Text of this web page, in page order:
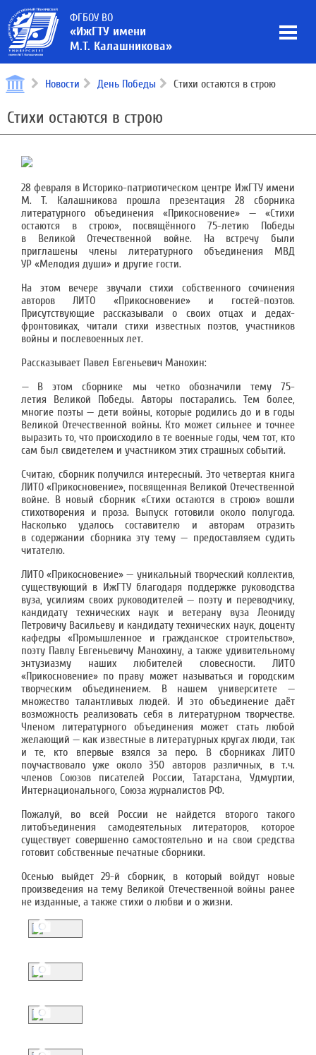
ФГБОУ ВО
«ИжГТУ имени
М.Т. Калашникова»
Новости День Победы Стихи остаются в строю
Стихи остаются в строю
28 февраля в Историко-патриотическом центре ИжГТУ имени
М. Т. Калашникова прошла презентация 28 сборника
литературного объединения «Прикосновение» — «Стихи
остаются в строю», посвящённого 75-летию Победы
в Великой Отечественной войне. На встречу были
приглашены члены литературного объединения МВД
УР «Мелодия души» и другие гости.
На этом вечере звучали стихи собственного сочинения
авторов ЛИТО «Прикосновение» и гостей-поэтов.
Присутствующие рассказывали о своих отцах и дедах-
фронтовиках, читали стихи известных поэтов, участников
войны и послевоенных лет.
Рассказывает Павел Евгеньевич Манохин:
— В этом сборнике мы четко обозначили тему 75-
летия Великой Победы. Авторы постарались. Тем более,
многие поэты — дети войны, которые родились до и в годы
Великой Отечественной войны. Кто может сильнее и точнее
выразить то, что происходило в те военные годы, чем тот, кто
сам был свидетелем и участником этих страшных событий.
Считаю, сборник получился интересный. Это четвертая книга
ЛИТО «Прикосновение», посвященная Великой Отечественной
войне. В новый сборник «Стихи остаются в строю» вошли
стихотворения и проза. Выпуск готовили около полугода.
Насколько удалось составителю и авторам отразить
в содержании сборника эту тему — предоставляем судить
читателю.
ЛИТО «Прикосновение» — уникальный творческий коллектив,
существующий в ИжГТУ благодаря поддержке руководства
вуза, усилиям своих руководителей — поэту и переводчику,
кандидату технических наук и ветерану вуза Леониду
Петровичу Васильеву и кандидату технических наук, доценту
кафедры «Промышленное и гражданское строительство»,
поэту Павлу Евгеньевичу Манохину, а также удивительному
энтузиазму наших любителей словесности. ЛИТО
«Прикосновение» по праву может называться и городским
творческим объединением. В нашем университете —
множество талантливых людей. И это объединение даёт
возможность реализовать себя в литературном творчестве.
Членом литературного объединения может стать любой
желающий — как известные в литературных кругах люди, так
и те, кто впервые взялся за перо. В сборниках ЛИТО
поучаствовало уже около 350 авторов различных, в т.ч.
членов Союзов писателей России, Татарстана, Удмуртии,
Интернационального, Союза журналистов РФ.
Пожалуй, во всей России не найдется второго такого
литобъединения самодеятельных литераторов, которое
существует совершенно самостоятельно и на свои средства
готовит собственные печатные сборники.
Осенью выйдет 29-й сборник, в который войдут новые
произведения на тему Великой Отечественной войны ранее
не изданные, а также стихи о любви и о жизни.